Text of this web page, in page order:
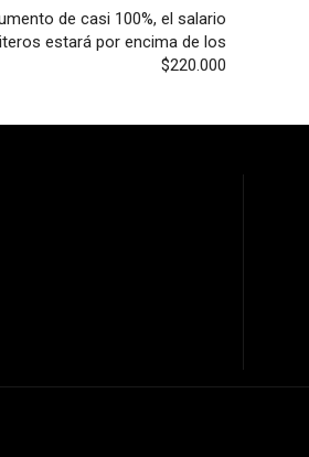
de casi 100%, el salario
estará por encima de los
$220.000